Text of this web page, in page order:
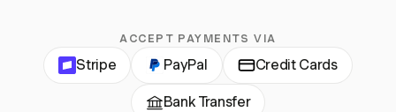
ACCEPT PAYMENTS VIA
Stripe PayPal Credit Cards
Bank Transfer